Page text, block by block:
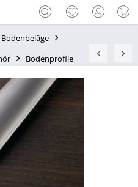
Bodenbeläge
Bodenprofile